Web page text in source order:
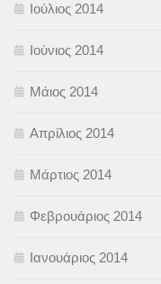
Ιούλιος 2014
Ιούνιος 2014
Μάιος 2014
Απρίλιος 2014
Μάρτιος 2014
Φεβρουάριος 2014
Ιανουάριος 2014